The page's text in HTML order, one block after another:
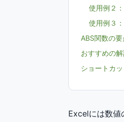
使用例２
使用例３
ABS関数の要
おすすめの
ショートカ
Excelには数値